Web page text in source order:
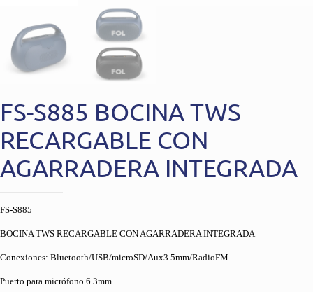
FS-S885 BOCINA TWS
RECARGABLE CON
AGARRADERA INTEGRADA
FS-S885
BOCINA TWS RECARGABLE CON AGARRADERA INTEGRADA
Conexiones: Bluetooth/USB/microSD/Aux3.5mm/RadioFM
Puerto para micrófono 6.3mm.